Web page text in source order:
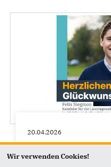
20.04.2026
Felix Siegmon.
Landtagswahl
Wir verwenden Cookies!